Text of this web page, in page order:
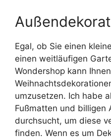
Egal, ob Sie einen
einen weitläufigen
Wondershop kann
umzusetzen. Ich habe
Fußmatten und billigen
durchsucht, um diese
finden. Wenn es um